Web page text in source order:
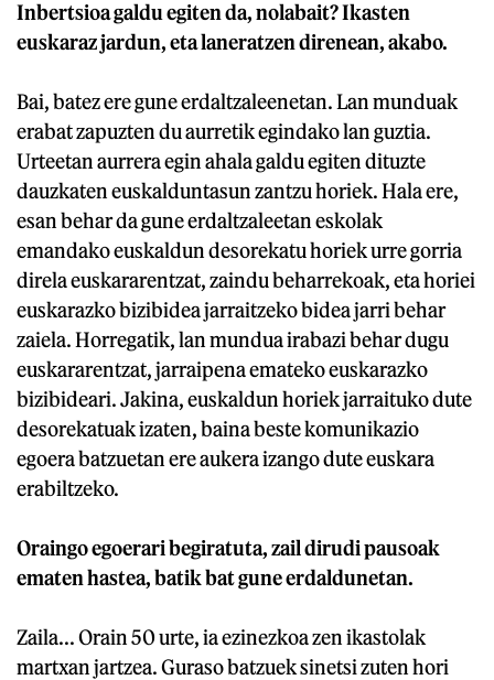
Inbertsioa galdu egiten da, nolabait? Ikasten
euskaraz jardun, eta laneratzen direnean, akabo.
Bai, batez ere gune erdaltzaleenetan. Lan munduak
erabat zapuzten du aurretik egindako lan guztia.
Urteetan aurrera egin ahala galdu egiten dituzte
dauzkaten euskalduntasun zantzu horiek. Hala ere,
esan behar da gune erdaltzaleetan eskolak
emandako euskaldun desorekatu horiek urre gorria
direla euskararentzat, zaindu beharrekoak, eta horiei
euskarazko bizibidea jarraitzeko bidea jarri behar
zaiela. Horregatik, lan mundua irabazi behar dugu
euskararentzat, jarraipena emateko euskarazko
bizibideari. Jakina, euskaldun horiek jarraituko dute
desorekatuak izaten, baina beste komunikazio
egoera batzuetan ere aukera izango dute euskara
erabiltzeko.
Oraingo egoerari begiratuta, zail dirudi pausoak
ematen hastea, batik bat gune erdaldunetan.
Zaila... Orain 50 urte, ia ezinezkoa zen ikastolak
martxan jartzea. Guraso batzuek sinetsi zuten hori